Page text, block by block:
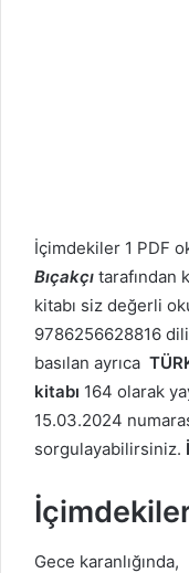
İçimdekiler 1 PDF
Bıçakçı tarafından
kitabı siz değerli
9786256628816
basılan ayrıca
kitabı 164 olarak
15.03.2024
sorgulayabilirsiniz.
Gece karanlığında,